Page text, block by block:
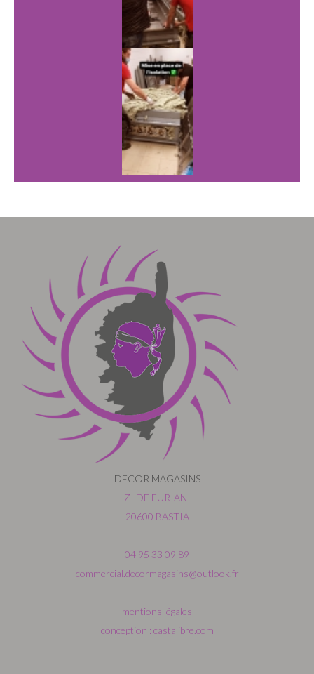
DECOR MAGASINS
ZI DE FURIANI
20600 BASTIA
04 95 33 09 89
commercial.decormagasins@outlook.fr
mentions légales
conception : castalibre.com